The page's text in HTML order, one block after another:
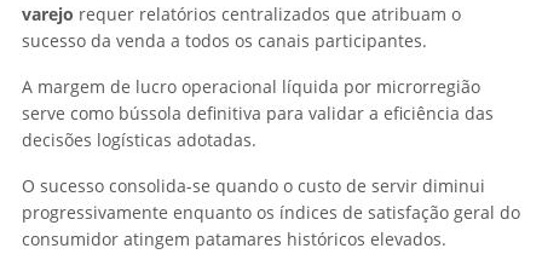
varejo requer relatórios centralizados que atribuam o
sucesso da venda a todos os canais participantes.
A margem de lucro operacional líquida por microrregião
serve como bússola definitiva para validar a eficiência das
decisões logísticas adotadas.
O sucesso consolida-se quando o custo de servir diminui
progressivamente enquanto os índices de satisfação geral do
consumidor atingem patamares históricos elevados.